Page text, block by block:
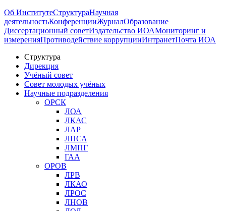
Об ИнститутеСтруктураНаучная
деятельностьКонференцииЖурналОбразование
Диссертационный советИздательство ИОАМониторинг и
измеренияПротиводействие коррупцииИнтранетПочта ИОА
Структура
Дирекция
Учёный совет
Совет молодых учёных
Научные подразделения
ОРСК
ЛОА
ЛКАС
ЛАР
ЛПСА
ЛМПГ
ГАА
ОРОВ
ЛРВ
ЛКАО
ЛРОС
ЛНОВ